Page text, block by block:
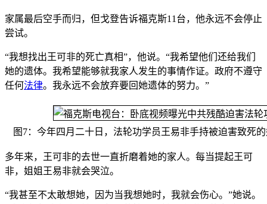
家属最后空手而归，但戈登告诉福克斯11台，他永远不会停止
尝试。
“我想找出王可非的死亡真相”，他说。“我希望他们还给我们
她的遗体。我希望能够就我家人发生的事情作证。政府不遵守
任何法律。我永远不会放弃要回她遗体的努力。”
图7：今年四月二十日，法轮功学员王易非手持被迫害致死
多年来，王可非的去世一直折磨着她的家人。每当提起王可
非，姐姐王易非就会哭泣。
“我甚至不太敢想她，因为当我想她时，我就会伤心。”她说。